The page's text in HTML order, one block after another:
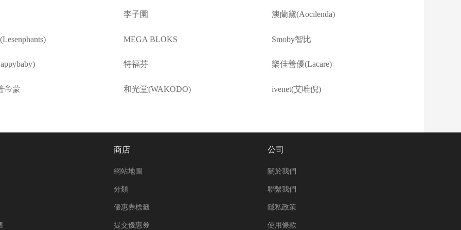
李子園 澳蘭黛(Aocilenda)
MEGA BLOKS Smoby智比
特福芬 樂佳善優(Lacare)
帝蒙 和光堂(WAKODO) ivenet(艾唯倪)
商店
網站地圖
分類
優惠券標籤
提交優惠券
公司
關於我們
聯繫我們
隱私政策
使用條款